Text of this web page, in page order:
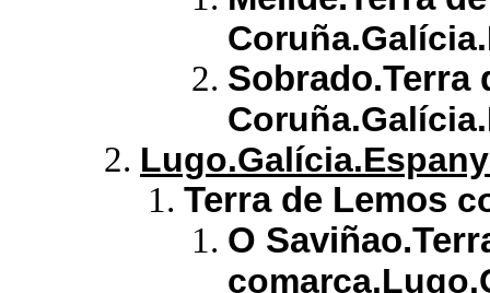
Sobrado.Terra
Terra de Lemos
O